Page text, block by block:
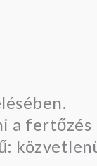
a fertőzés